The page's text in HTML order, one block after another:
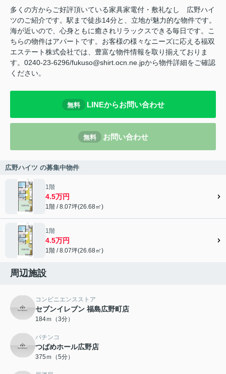
多くの方からご好評頂いている家具家電付・敷礼なし 広野ハイ
ツのご紹介です。駅まで徒歩14分と、立地が魅力的な物件です。
海が近いので、心身ともに癒されリラックスできる毎日です。こ
ちらの物件はアパートです。お客様の様々なニーズに応える福双
エステート株式会社では、豊富な物件情報を取り揃えておりま
す。0240-23-6296/fukuso@shirt.ocn.ne.jpから物件詳細をご確認
ください。
無料 LINEからお問い合わせ
無料 お問い合わせ
広野ハイツ の募集中物件
1階
4.5万円
1階 / 8.07坪(26.68㎡)
1階
4.5万円
1階 / 8.07坪(26.68㎡)
周辺施設
コンビニエンスストア
セブンイレブン 福島広野町店
184ｍ（3分）
パチンコ
つばめホール広野店
375ｍ（5分）